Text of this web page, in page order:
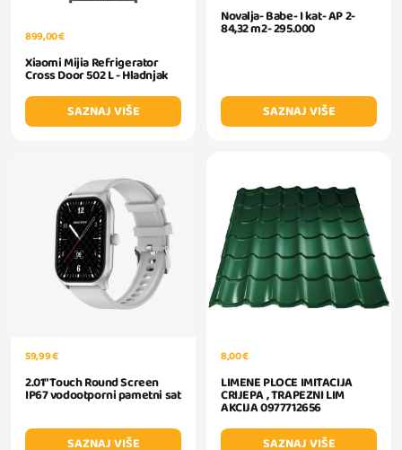
899,00 €
Xiaomi Mijia Refrigerator
Cross Door 502 L - Hladnjak
SAZNAJ VIŠE
Novalja- Babe- I kat- AP 2-
84,32 m2- 295.000
SAZNAJ VIŠE
59,99 €
2.01" Touch Round Screen
IP67 vodootporni pametni sat
SAZNAJ VIŠE
8,00 €
LIMENE PLOCE IMITACIJA
CRIJEPA , TRAPEZNI LIM
AKCIJA 0977712656
SAZNAJ VIŠE